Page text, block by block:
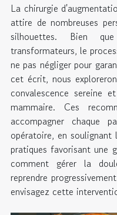
La chirurgie
attire de nombreuses
silhouettes. Bien
transformateurs, le
ne pas négliger pour
cet écrit, nous
convalescence sereine
mammaire. Ces
accompagner chaque
opératoire, en
pratiques favorisant une
comment gérer la
reprendre
envisagez cette